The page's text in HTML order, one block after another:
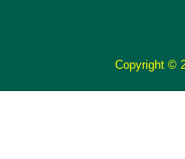
Copyright ©